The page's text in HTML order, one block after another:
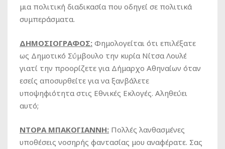
μια πολιτική διαδικασία που οδηγεί σε πολιτικά
συμπεράσματα.
ΔΗΜΟΣΙΟΓΡΑΦΟΣ: Φημολογείται ότι επιλέξατε
ως Δημοτικό Σύμβουλο την κυρία Νίτσα Λουλέ
γιατί την προορίζετε για Δήμαρχο Αθηναίων όταν
εσείς αποσυρθείτε για να ξανβάλετε
υποψηφιότητα στις Εθνικές Εκλογές. Αληθεύει
αυτό;
ΝΤΟΡΑ ΜΠΑΚΟΓΙΑΝΝΗ: Πολλές λανθασμένες
υποθέσεις νοσηρής φαντασίας μου αναφέρατε. Σας